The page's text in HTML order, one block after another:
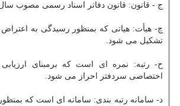
ج - قانون: قانون دفاتر اسناد رسمی مصوب سال
چ- هیأت: هیاتی که بمنظور رسیدگی به اعتراض
تشکیل می شود.
ح- رتبه: نمره ای است که برمبنای
اختصاصی سردفتر احراز می شود.
د- سامانه رتبه بندی: سامانه ای است که بمنظور